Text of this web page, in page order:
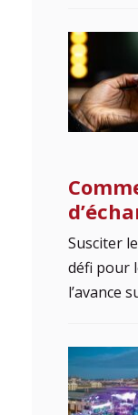
Susciter
défi pour
l’avance